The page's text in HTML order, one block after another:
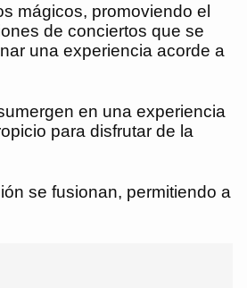
mágicos, promoviendo el
de conciertos que se
una experiencia acorde a
en una experiencia
para disfrutar de la
se fusionan, permitiendo a